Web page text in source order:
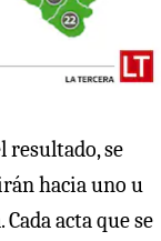
resultado, se
hacia uno u
acta que se